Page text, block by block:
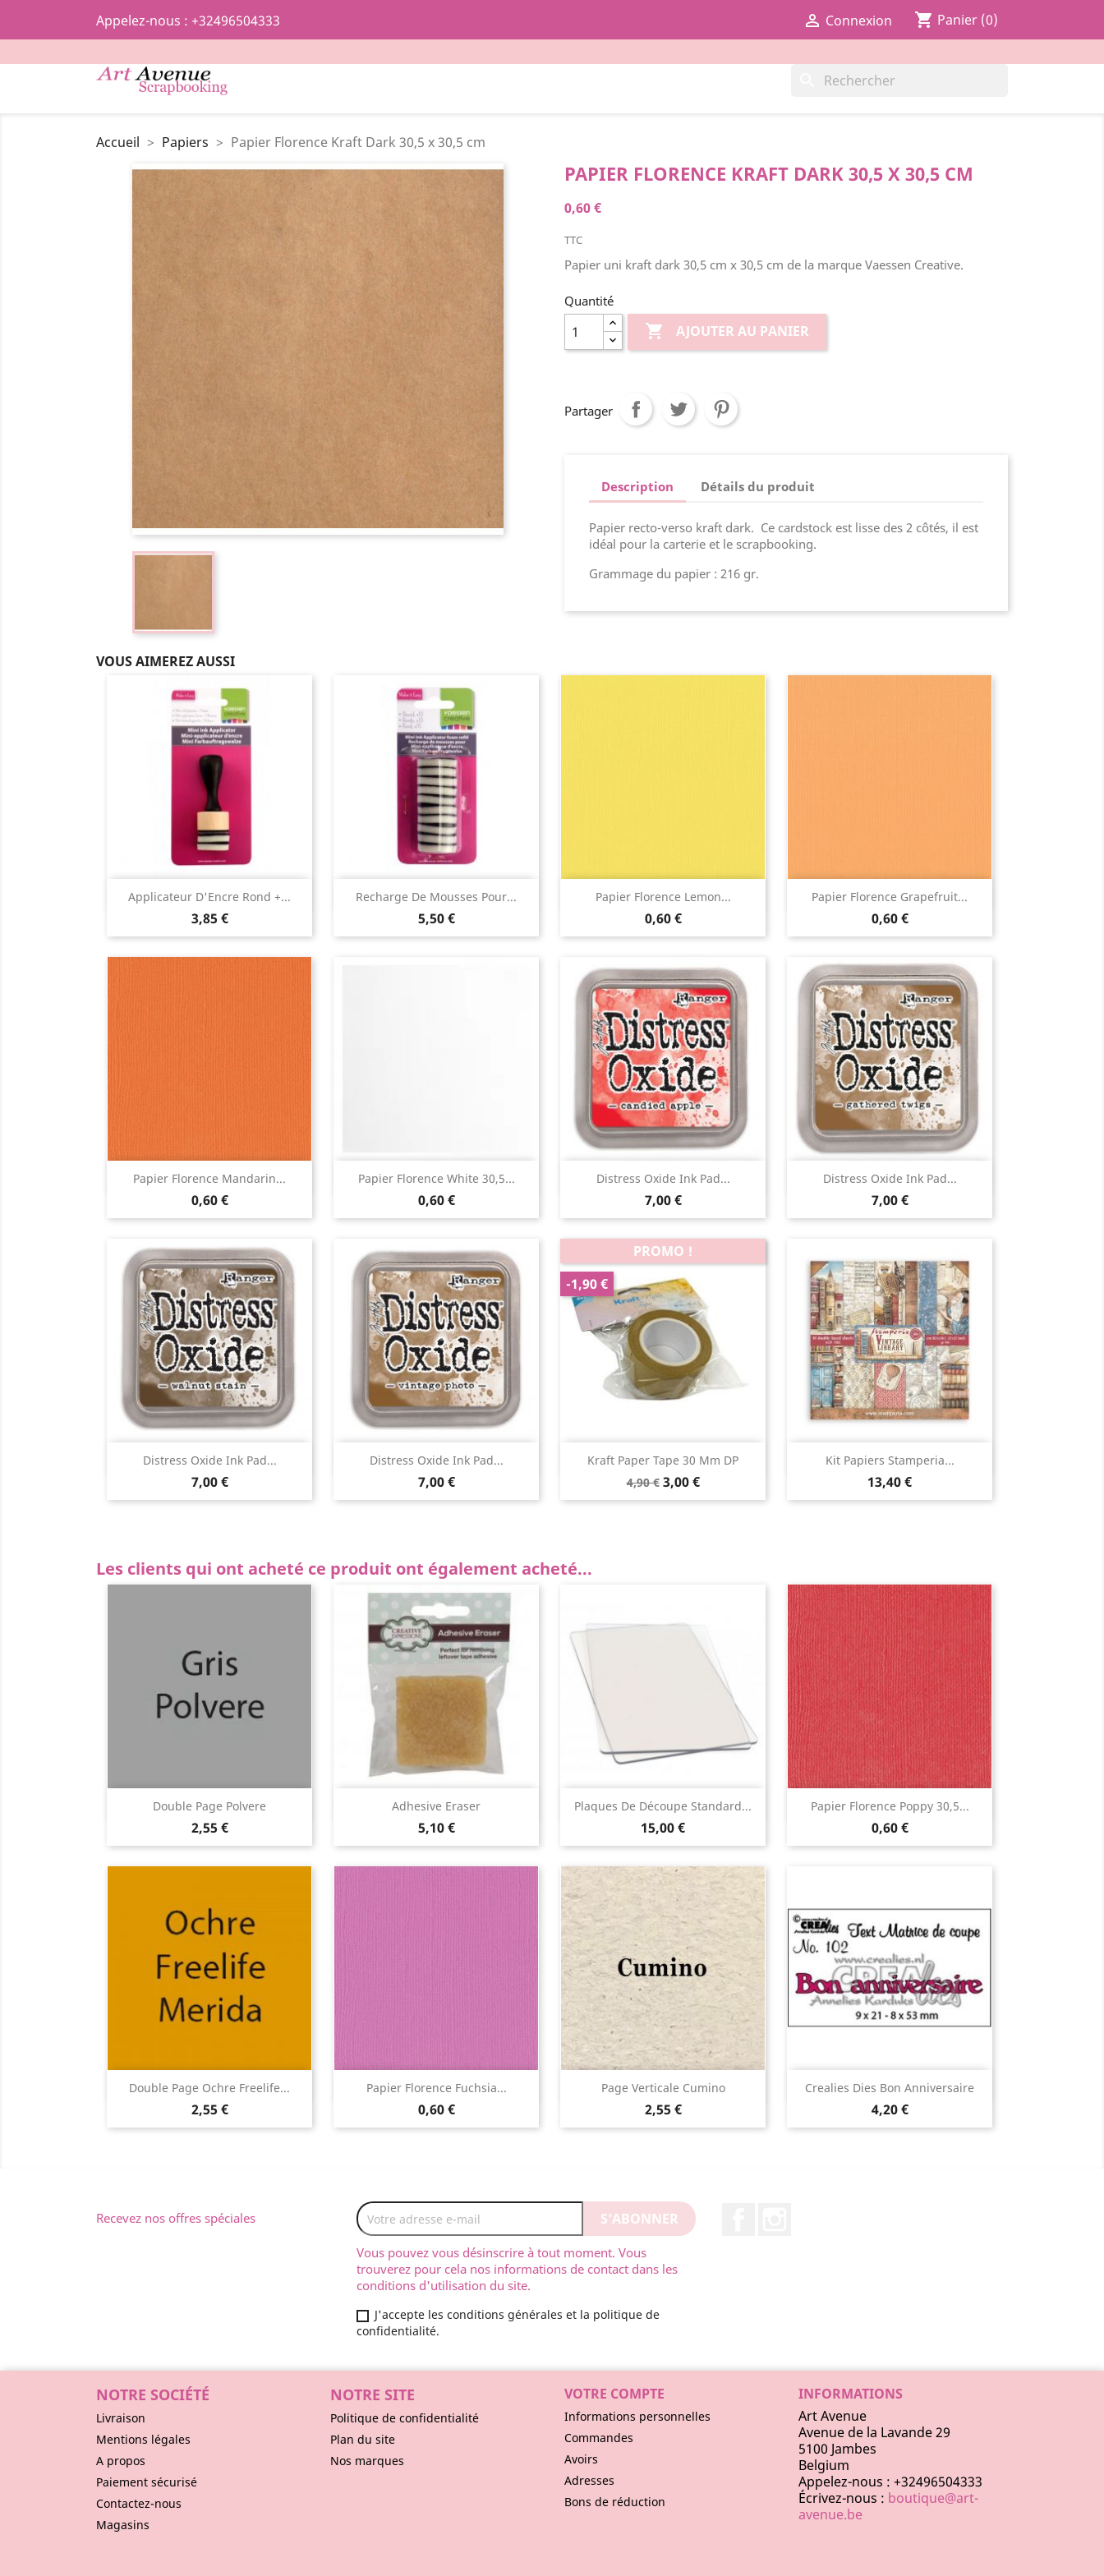
Appelez-nous : +32496504333  Connexion shopping_cart Panier (0)
Accueil Papiers Papier Florence Kraft Dark 30,5 x 30,5 cm
PAPIER FLORENCE KRAFT DARK 30,5 X 30,5 CM
0,60 €
TTC
Papier uni kraft dark 30,5 cm x 30,5 cm de la marque Vaessen Creative.
Quantité
 AJOUTER AU PANIER
Partager
Description Détails du produit
Papier recto-verso kraft dark. Ce cardstock est lisse des 2 côtés, il est
idéal pour la carterie et le scrapbooking.
Grammage du papier : 216 gr.
VOUS AIMEREZ AUSSI
Applicateur D'Encre Rond +...
3,85 €
Aperçu rapide Recharge De Mousses Pour...
5,50 €
Aperçu rapide Papier Florence Lemon...
0,60 €
Aperçu rapide Papier Florence Grapefruit...
0,60 €
Aperçu rapide
Papier Florence Mandarin...
0,60 €
Aperçu rapide Papier Florence White 30,5...
0,60 €
Aperçu rapide Distress Oxide Ink Pad...
7,00 €
Aperçu rapide Distress Oxide Ink Pad...
7,00 €
Aperçu rapide
Distress Oxide Ink Pad...
7,00 €
Aperçu rapide Distress Oxide Ink Pad...
7,00 €
Aperçu rapide
Kraft Paper Tape 30 Mm DP
4,90 € 3,00 €
PROMO !
-1,90 €
Aperçu rapide Kit Papiers Stamperia...
13,40 €
Aperçu rapide
Les clients qui ont acheté ce produit ont également acheté...
Double Page Polvere
2,55 €
Aperçu rapide Adhesive Eraser
5,10 €
Aperçu rapide Plaques De Découpe Standard...
15,00 €
Aperçu rapide Papier Florence Poppy 30,5...
0,60 €
Aperçu rapide
Double Page Ochre Freelife...
2,55 €
Aperçu rapide Papier Florence Fuchsia...
0,60 €
Aperçu rapide Page Verticale Cumino
2,55 €
Aperçu rapide Crealies Dies Bon Anniversaire
4,20 €
Aperçu rapide
Recevez nos offres spéciales
Vous pouvez vous désinscrire à tout moment. Vous
trouverez pour cela nos informations de contact dans les
conditions d'utilisation du site.
J'accepte les conditions générales et la politique de
confidentialité.
NOTRE SOCIÉTÉ
Livraison
Mentions légales
A propos
Paiement sécurisé
Contactez-nous
Magasins
NOTRE SITE
Politique de confidentialité
Plan du site
Nos marques
VOTRE COMPTE
Informations personnelles
Commandes
Avoirs
Adresses
Bons de réduction
INFORMATIONS
Art Avenue
Avenue de la Lavande 29
5100 Jambes
Belgium
Appelez-nous : +32496504333
Écrivez-nous : boutique@art-
avenue.be